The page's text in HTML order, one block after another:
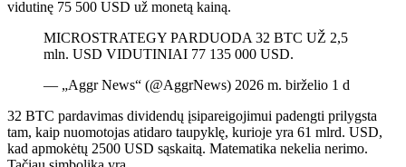
vidutinę 75 500 USD už monetą kainą.
MICROSTRATEGY PARDUODA 32 BTC UŽ 2,5
mln. USD VIDUTINIAI 77 135 000 USD.
— „Aggr News“ (@AggrNews) 2026 m. birželio 1 d
32 BTC pardavimas dividendų įsipareigojimui padengti prilygsta
tam, kaip nuomotojas atidaro taupyklę, kurioje yra 61 mlrd. USD,
kad apmokėtų 2500 USD sąskaitą. Matematika nekelia nerimo.